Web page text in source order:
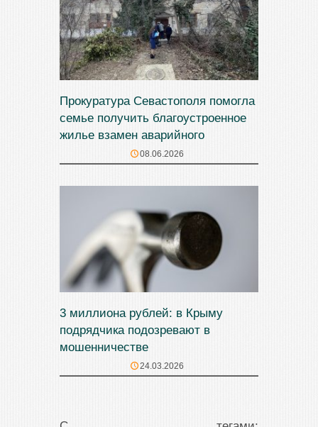
Прокуратура Севастополя помогла
семье получить благоустроенное
жилье взамен аварийного
08.06.2026
3 миллиона рублей: в Крыму
подрядчика подозревают в
мошенничестве
24.03.2026